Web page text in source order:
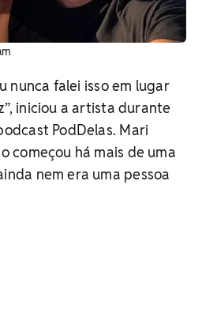
nunca falei isso em lugar
iniciou a artista durante
PodDelas. Mari
começou há mais de uma
nem era uma pessoa